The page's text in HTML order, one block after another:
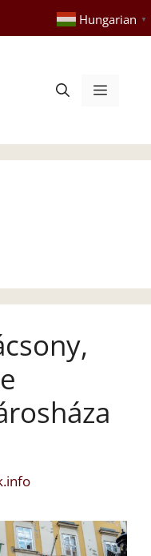
Hungarian ▼
Menü